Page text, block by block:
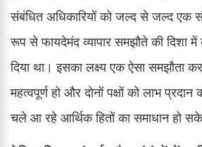
संबंधित अधिकारियों को जल्द से जल्द एक
रूप से फायदेमंद व्यापार समझौते की दिशा में
दिया था। इसका लक्ष्य एक ऐसा समझौता
महत्वपूर्ण हो और दोनों पक्षों को लाभ
चले आ रहे आर्थिक हितों का समाधान हो